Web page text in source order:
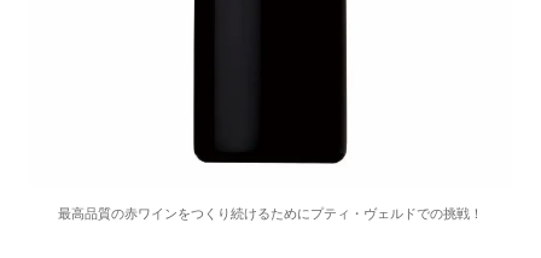
最高品質の赤ワインをつくり続けるためにプティ・ヴェルドでの挑戦！